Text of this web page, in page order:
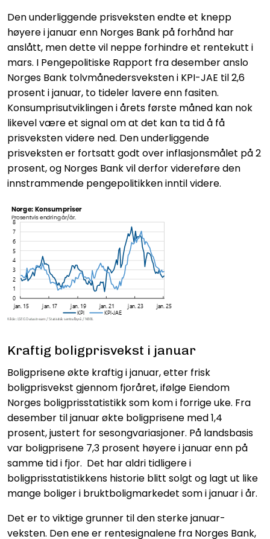
Den underliggende prisveksten endte et knepp
høyere i januar enn Norges Bank på forhånd har
anslått, men dette vil neppe forhindre et rentekutt i
mars. I Pengepolitiske Rapport fra desember anslo
Norges Bank tolvmånedersveksten i KPI-JAE til 2,6
prosent i januar, to tideler lavere enn fasiten.
Konsumprisutviklingen i årets første måned kan nok
likevel være et signal om at det kan ta tid å få
prisveksten videre ned. Den underliggende
prisveksten er fortsatt godt over inflasjonsmålet på 2
prosent, og Norges Bank vil derfor videreføre den
innstrammende pengepolitikken inntil videre.
Kraftig boligprisvekst i januar
Boligprisene økte kraftig i januar, etter frisk
boligprisvekst gjennom fjoråret, ifølge Eiendom
Norges boligprisstatistikk som kom i forrige uke. Fra
desember til januar økte boligprisene med 1,4
prosent, justert for sesongvariasjoner. På landsbasis
var boligprisene 7,3 prosent høyere i januar enn på
samme tid i fjor. Det har aldri tidligere i
boligprisstatistikkens historie blitt solgt og lagt ut like
mange boliger i bruktboligmarkedet som i januar i år.
Det er to viktige grunner til den sterke januar-
veksten. Den ene er rentesignalene fra Norges Bank,